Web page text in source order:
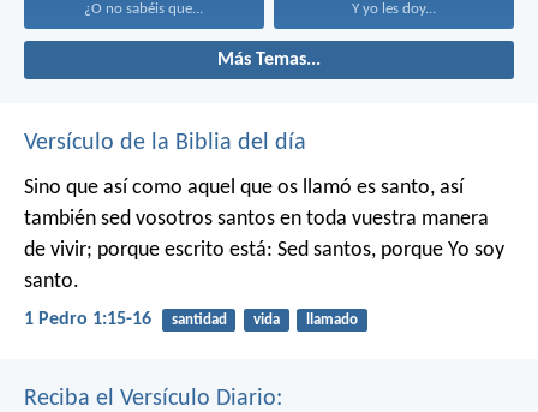
¿O no sabéis que... Y yo les doy...
Más Temas...
Versículo de la Biblia del día
Sino que así como aquel que os llamó es santo, así
también sed vosotros santos en toda vuestra manera
de vivir; porque escrito está: Sed santos, porque Yo soy
santo.
1 Pedro 1:15-16 santidad vida llamado
Reciba el Versículo Diario: